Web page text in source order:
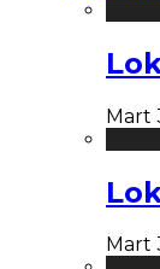
Mart
Mart